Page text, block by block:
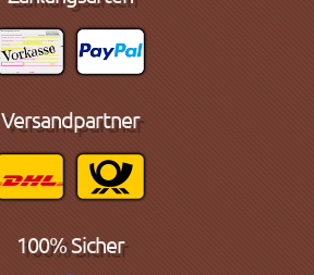
Versandpartner
100% Sicher